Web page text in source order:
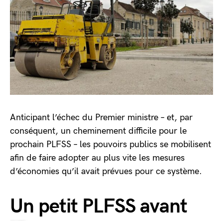
Anticipant l’échec du Premier ministre – et, par
conséquent, un cheminement difficile pour le
prochain PLFSS – les pouvoirs publics se mobilisent
afin de faire adopter au plus vite les mesures
d’économies qu’il avait prévues pour ce système.
Un petit PLFSS avant